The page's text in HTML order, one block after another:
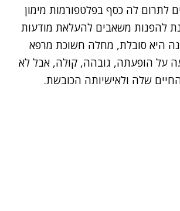
לתרום לה כסף בפלטפורמות מימון
להפנות משאבים להעלאת מודעות
היא סובלת, מחלה חשוכת מרפא
על הופעתה, גובהה, קולה, אבל לא
שלה ולאישיותה הכובשת.